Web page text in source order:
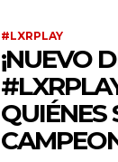
#LXRPLAY
¡NUEVO
QUIÉNES